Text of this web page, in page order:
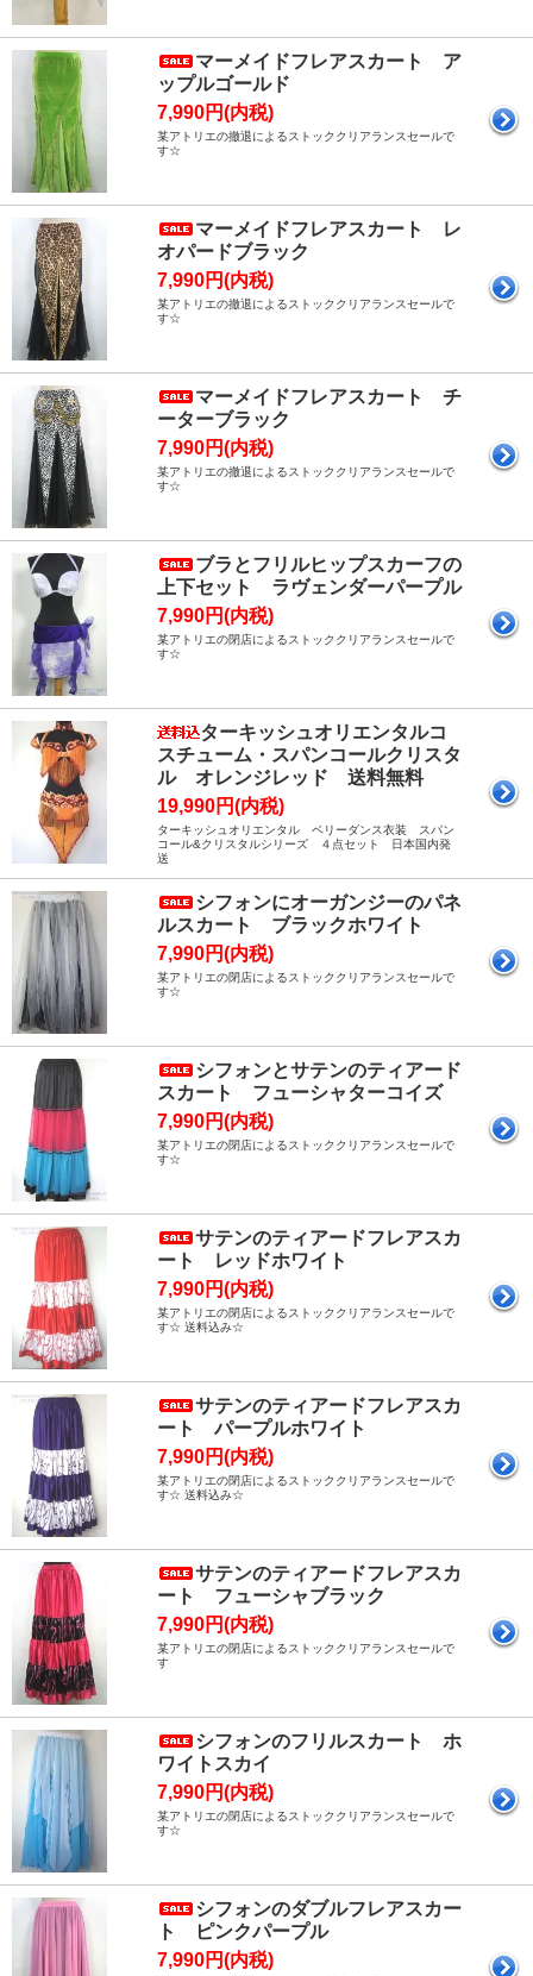
マーメイドフレアスカート ア
ップルゴールド
7,990円(内税)
某アトリエの撤退によるストッククリアランスセールで
す☆
マーメイドフレアスカート レ
オパードブラック
7,990円(内税)
某アトリエの撤退によるストッククリアランスセールで
す☆
マーメイドフレアスカート チ
ーターブラック
7,990円(内税)
某アトリエの撤退によるストッククリアランスセールで
す☆
ブラとフリルヒップスカーフの
上下セット ラヴェンダーパープル
7,990円(内税)
某アトリエの閉店によるストッククリアランスセールで
す☆
ターキッシュオリエンタルコ
スチューム・スパンコールクリスタ
ル オレンジレッド 送料無料
19,990円(内税)
ターキッシュオリエンタル ベリーダンス衣装 スパン
コール&クリスタルシリーズ ４点セット 日本国内発
送
シフォンにオーガンジーのパネ
ルスカート ブラックホワイト
7,990円(内税)
某アトリエの閉店によるストッククリアランスセールで
す☆
シフォンとサテンのティアード
スカート フューシャターコイズ
7,990円(内税)
某アトリエの閉店によるストッククリアランスセールで
す☆
サテンのティアードフレアスカ
ート レッドホワイト
7,990円(内税)
某アトリエの閉店によるストッククリアランスセールで
す☆ 送料込み☆
サテンのティアードフレアスカ
ート パープルホワイト
7,990円(内税)
某アトリエの閉店によるストッククリアランスセールで
す☆ 送料込み☆
サテンのティアードフレアスカ
ート フューシャブラック
7,990円(内税)
某アトリエの閉店によるストッククリアランスセールで
す
シフォンのフリルスカート ホ
ワイトスカイ
7,990円(内税)
某アトリエの閉店によるストッククリアランスセールで
す☆
シフォンのダブルフレアスカー
ト ピンクパープル
7,990円(内税)